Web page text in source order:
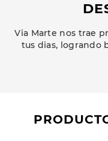
Via Marte nos trae
tus dias, logrando